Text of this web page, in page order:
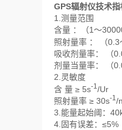
GPS辐射仪技术指
1.测量范围
含量 ：（1～
照射量率 ： （0.3
吸收剂量率： （
剂量当量率： （
2.灵敏度
含 量 ≥ 5s-1 /Ur
照射量率 ≥ 30s-1 /
3.能量起始阈：
4.固有误差：≤5%